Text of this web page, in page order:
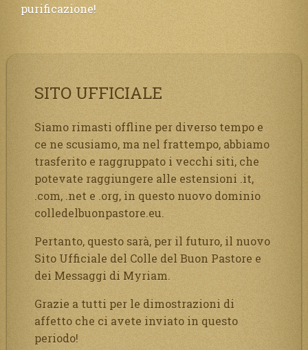
purificazione!
SITO UFFICIALE
Siamo rimasti offline per diverso tempo e
ce ne scusiamo, ma nel frattempo, abbiamo
trasferito e raggruppato i vecchi siti, che
potevate raggiungere alle estensioni .it,
.com, .net e .org, in questo nuovo dominio
colledelbuonpastore.eu.
Pertanto, questo sarà, per il futuro, il nuovo
Sito Ufficiale del Colle del Buon Pastore e
dei Messaggi di Myriam.
Grazie a tutti per le dimostrazioni di
affetto che ci avete inviato in questo
periodo!